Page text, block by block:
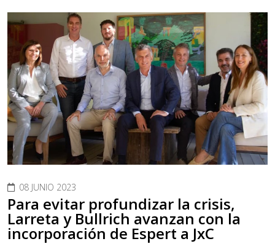
08 JUNIO 2023
Para evitar profundizar la crisis,
Larreta y Bullrich avanzan con la
incorporación de Espert a JxC